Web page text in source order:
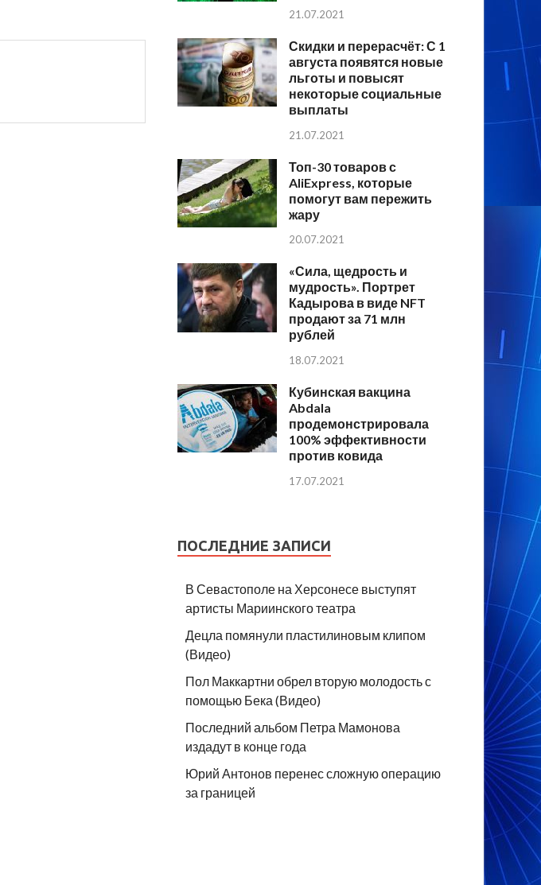
21.07.2021
Скидки и перерасчёт: С 1
августа появятся новые
льготы и повысят
некоторые социальные
выплаты
21.07.2021
Топ-30 товаров с
AliExpress, которые
помогут вам пережить
жару
20.07.2021
«Сила, щедрость и
мудрость». Портрет
Кадырова в виде NFT
продают за 71 млн
рублей
18.07.2021
Кубинская вакцина
Abdala
продемонстрировала
100% эффективности
против ковида
17.07.2021
ПОСЛЕДНИЕ ЗАПИСИ
В Севастополе на Херсонесе выступят
артисты Мариинского театра
Децла помянули пластилиновым клипом
(Видео)
Пол Маккартни обрел вторую молодость с
помощью Бека (Видео)
Последний альбом Петра Мамонова
издадут в конце года
Юрий Антонов перенес сложную операцию
за границей